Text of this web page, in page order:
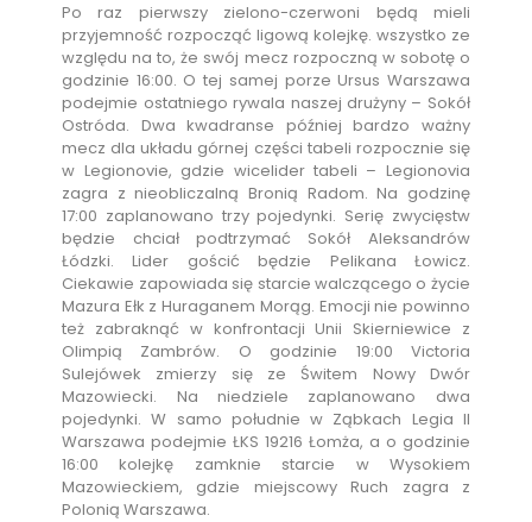
Po raz pierwszy zielono-czerwoni będą mieli
przyjemność rozpocząć ligową kolejkę. wszystko ze
względu na to, że swój mecz rozpoczną w sobotę o
godzinie 16:00. O tej samej porze Ursus Warszawa
podejmie ostatniego rywala naszej drużyny – Sokół
Ostróda. Dwa kwadranse później bardzo ważny
mecz dla układu górnej części tabeli rozpocznie się
w Legionovie, gdzie wicelider tabeli – Legionovia
zagra z nieobliczalną Bronią Radom. Na godzinę
17:00 zaplanowano trzy pojedynki. Serię zwycięstw
będzie chciał podtrzymać Sokół Aleksandrów
Łódzki. Lider gościć będzie Pelikana Łowicz.
Ciekawie zapowiada się starcie walczącego o życie
Mazura Ełk z Huraganem Morąg. Emocji nie powinno
też zabraknąć w konfrontacji Unii Skierniewice z
Olimpią Zambrów. O godzinie 19:00 Victoria
Sulejówek zmierzy się ze Świtem Nowy Dwór
Mazowiecki. Na niedziele zaplanowano dwa
pojedynki. W samo południe w Ząbkach Legia II
Warszawa podejmie ŁKS 19216 Łomża, a o godzinie
16:00 kolejkę zamknie starcie w Wysokiem
Mazowieckiem, gdzie miejscowy Ruch zagra z
Polonią Warszawa.